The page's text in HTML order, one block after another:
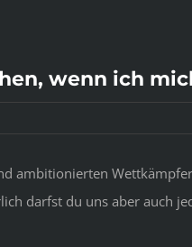
wenn ich
ambitionierten
darfst du uns aber auch